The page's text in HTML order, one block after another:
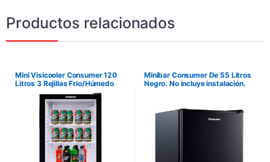
Productos relacionados
Mini Visicooler Consumer 120
Litros 3 Rejillas Frio/Húmedo
Puerta de Doble Vidrio – Negro.
No incluye instalación.
Minibar Consumer De 55 Litros
Negro. No incluye instalación.